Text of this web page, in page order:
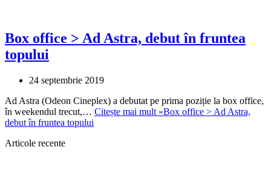
Box office > Ad Astra, debut în fruntea
topului
24 septembrie 2019
Ad Astra (Odeon Cineplex) a debutat pe prima poziție la box office,
în weekendul trecut,… Citește mai mult »Box office > Ad Astra,
debut în fruntea topului
Articole recente